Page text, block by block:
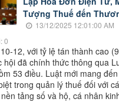
Tượng Thuế đến
13/12/2025 12:01:00 AM
0
12, với tỷ lệ tán thành cao
hội đã chính thức thông qua
53 điều. Luật mới mang
trong quản lý thuế đối với
tảng số và hộ, cá nhân